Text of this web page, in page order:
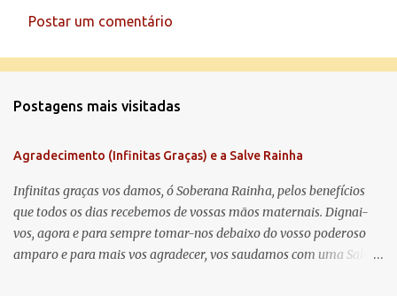
e
t
á
r
i
o
Postar um comentário
Postagens mais visitadas
Agradecimento (Infinitas Graças) e a Salve Rainha
Infinitas graças vos damos, ó Soberana Rainha, pelos benefícios
que todos os dias recebemos de vossas mãos maternais. Dignai-
vos, agora e para sempre tomar-nos debaixo do vosso poderoso
amparo e para mais vos agradecer, vos saudamos com uma Salve